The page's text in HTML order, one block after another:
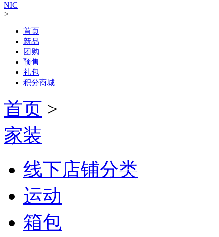
NIC
>
首页
新品
团购
预售
礼包
积分商城
首页 >
家装
线下店铺分类
运动
箱包